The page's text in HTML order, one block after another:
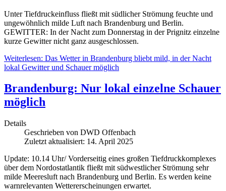
Unter Tiefdruckeinfluss fließt mit südlicher Strömung feuchte und
ungewöhnlich milde Luft nach Brandenburg und Berlin.
GEWITTER: In der Nacht zum Donnerstag in der Prignitz einzelne
kurze Gewitter nicht ganz ausgeschlossen.
Weiterlesen: Das Wetter in Brandenburg bliebt mild, in der Nacht
lokal Gewitter und Schauer möglich
Brandenburg: Nur lokal einzelne Schauer
möglich
Details
Geschrieben von DWD Offenbach
Zuletzt aktualisiert: 14. April 2025
Update: 10.14 Uhr/ Vorderseitig eines großen Tiefdruckkomplexes
über dem Nordostatlantik fließt mit südwestlicher Strömung sehr
milde Meeresluft nach Brandenburg und Berlin. Es werden keine
warnrelevanten Wettererscheinungen erwartet.